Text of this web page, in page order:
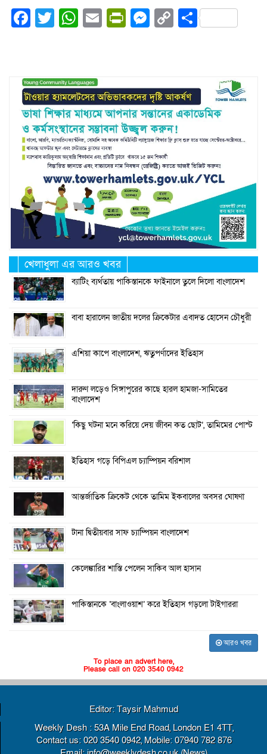
Facebook
Twitter
WhatsApp
EmailPrintFriendly
Messenger
CopyShare
খেলাধুলা এর আরও খবর
ব্যাটিং ব্যর্থতায় পাকিস্তানকে ফাইনালে তুলে দিলো বাংলাদেশ
বাবা হারালেন জাতীয় দলের ক্রিকেটার এবাদত হোসেন চৌধুরী
এশিয়া কাপে বাংলাদেশ, ঋতুপর্ণাদের ইতিহাস
দারুণ লড়েও সিঙ্গাপুরের কাছে হারল হামজা-সামিতের
বাংলাদেশ
‘কিছু ঘটনা মনে করিয়ে দেয় জীবন কত ছোট’, তামিমের পোস্ট
ইতিহাস গড়ে বিপিএল চ্যাম্পিয়ন বরিশাল
আন্তর্জাতিক ক্রিকেট থেকে তামিম ইকবালের অবসর ঘোষণা
টানা দ্বিতীয়বার সাফ চ্যাম্পিয়ন বাংলাদেশ
কেলেঙ্কারির শাস্তি পেলেন সাকিব আল হাসান
পাকিস্তানকে ‘বাংলাওয়াশ’ করে ইতিহাস গড়লো টাইগাররা
আরও খবর
To place an advert here,
Please call on 020 3540 0942
Editor: Taysir Mahmud
Weekly Desh : 53A Mile End Road, London E1 4TT,
Contact us: 020 3540 0942, Mobile: 07940 782 876